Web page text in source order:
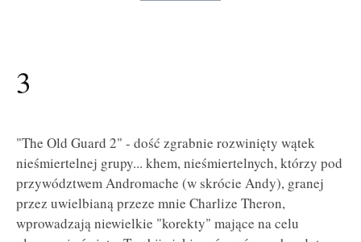
3
"The Old Guard 2" - dość zgrabnie rozwinięty wątek
nieśmiertelnej grupy... khem, nieśmiertelnych, którzy pod
przywództwem Andromache (w skrócie Andy), granej
przez uwielbianą przeze mnie Charlize Theron,
wprowadzają niewielkie "korekty" mające na celu